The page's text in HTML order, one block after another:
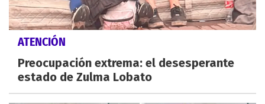
ATENCIÓN
Preocupación extrema: el desesperante
estado de Zulma Lobato